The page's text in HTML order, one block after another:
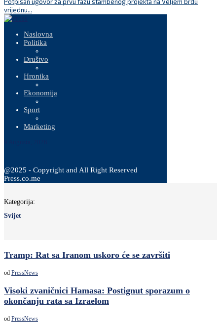
vrijednu...
Naslovna
Politika
Društvo
Hronika
Ekonomija
Sport
Marketing
@2025 - Copyright and All Right Reserved
Press.co.me
Kategorija:
Svijet
Tramp: Rat sa Iranom uskoro će se završiti
od PressNews
Visoki zvaničnici Hamasa: Postignut sporazum o
okončanju rata sa Izraelom
od PressNews